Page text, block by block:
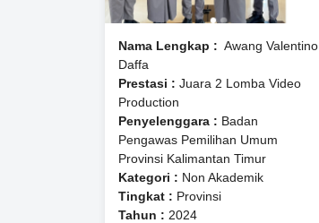
Nama Lengkap : ⁠ ⁠Awang Valentino
Daffa
Prestasi : Juara 2 Lomba Video
Production
Penyelenggara : Badan
Pengawas Pemilihan Umum
Provinsi Kalimantan Timur
Kategori : Non Akademik
Tingkat : Provinsi
Tahun : 2024